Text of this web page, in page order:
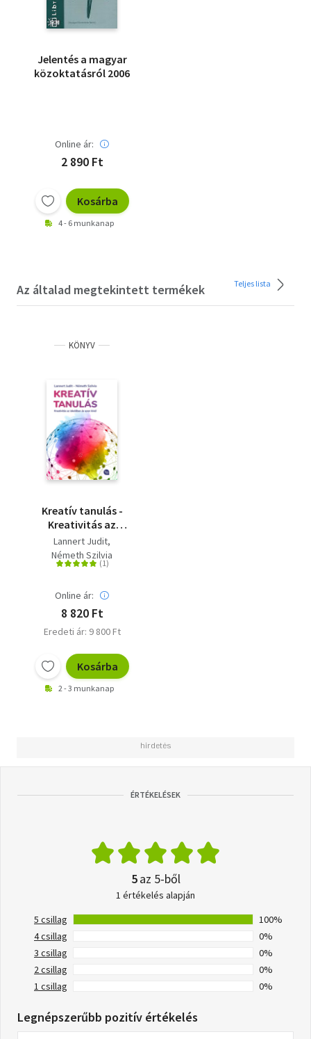
Jelentés a magyar
közoktatásról 2006
Online ár:
2 890 Ft
Kosárba
4 - 6 munkanap
Az általad megtekintett termékek Teljes lista
KÖNYV
Kreatív tanulás -
Kreativitás az
iskolában és azon túl
Lannert Judit
Németh Szilvia
Online ár:
8 820 Ft
Eredeti ár: 9 800 Ft
Kosárba
2 - 3 munkanap
ÉRTÉKELÉSEK
5az 5-ből
1 értékelés alapján
5 csillag
100%
4 csillag
0%
3 csillag
0%
2 csillag
0%
1 csillag
0%
Legnépszerűbb pozitív értékelés